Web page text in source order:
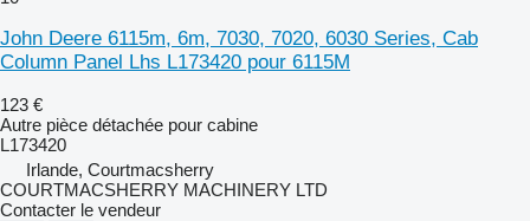
John Deere 6115m, 6m, 7030, 7020, 6030 Series, Cab
Column Panel Lhs L173420 pour 6115M
123 €
Autre pièce détachée pour cabine
L173420
Irlande, Courtmacsherry
COURTMACSHERRY MACHINERY LTD
Contacter le vendeur